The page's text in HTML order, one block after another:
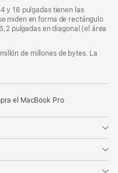
y 16 pulgadas tienen las
miden en forma de rectángulo
pulgadas en diagonal (el área
de millones de bytes. La
el MacBook Pro